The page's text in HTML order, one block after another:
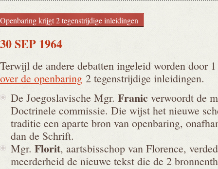
Openbaring krijgt 2 tegenstrijdige inleidingen
30 SEP 1964
Terwijl de andere debatten ingeleid worden door
over de openbaring 2 tegenstrijdige inleidingen.
De Joegoslavische Mgr. Franic verwoordt de
Doctrinele commissie. Die wijst het nieuwe
traditie een aparte bron van openbaring,
dan de Schrift.
Mgr. Florit, aartsbisschop van Florence,
meerderheid de nieuwe tekst die de 2